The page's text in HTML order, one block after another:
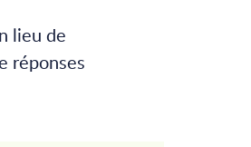
lieu de
réponses